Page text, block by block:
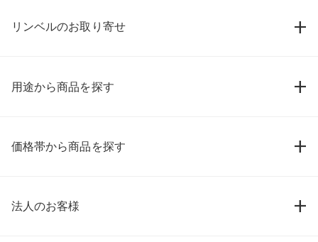
リンベルのお取り寄せ
用途から商品を探す
価格帯から商品を探す
法人のお客様